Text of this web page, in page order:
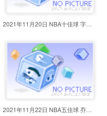
2021年11月20日 NBA十佳球 字母哥
2021年11月22日 NBA五佳球 乔治凶